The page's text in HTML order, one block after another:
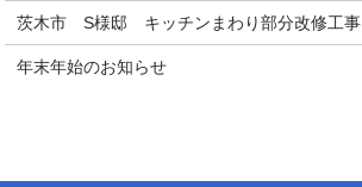
茨木市 S様邸 キッチンまわり部分改修工事
年末年始のお知らせ